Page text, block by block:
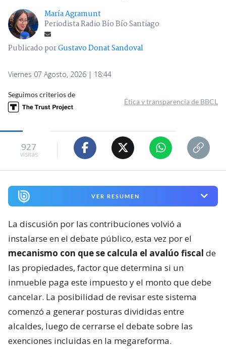
María Agramunt
Periodista Radio Bío Bío Santiago
Publicado porGustavo Donat Sandoval
Viernes 07 Agosto, 2026 | 18:44
Seguimos criterios de
Ética y transparencia de BBCL
927
visitas
VER RESUMEN
La discusión por las contribuciones volvió a
instalarse en el debate público, esta vez por el
mecanismo con que se calcula el avalúo fiscal de
las propiedades, factor que determina si un
inmueble paga este impuesto y el monto que debe
cancelar. La posibilidad de revisar este sistema
comenzó a generar posturas divididas entre
alcaldes, luego de cerrarse el debate sobre las
exenciones incluidas en la megareforma.